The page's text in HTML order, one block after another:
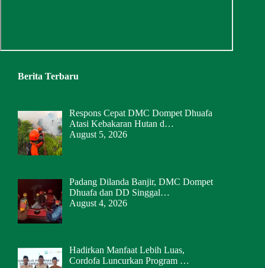
Berita Terbaru
Respons Cepat DMC Dompet Dhuafa
Atasi Kebakaran Hutan d…
August 5, 2026
Padang Dilanda Banjir, DMC Dompet
Dhuafa dan DD Singgal…
August 4, 2026
Hadirkan Manfaat Lebih Luas,
Cordofa Luncurkan Program …